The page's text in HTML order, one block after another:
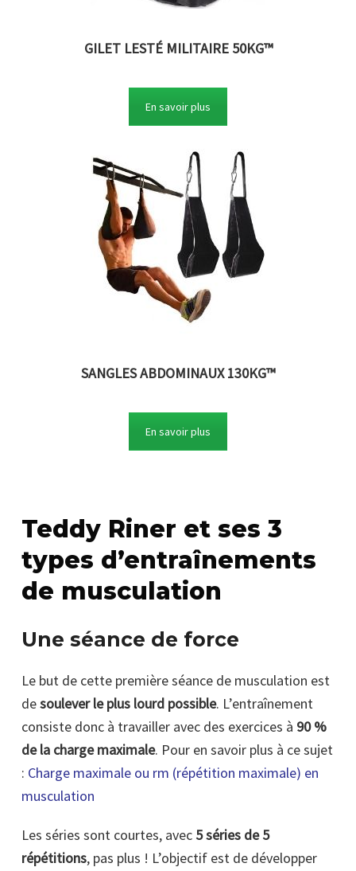
GILET LESTÉ MILITAIRE 50KG™
En savoir plus
SANGLES ABDOMINAUX 130KG™
En savoir plus
Teddy Riner et ses 3
types d’entraînements
de musculation
Une séance de force
Le but de cette première séance de musculation est
desoulever le plus lourd possible. L’entraînement
consiste donc à travailler avec des exercices à 90 %
de la charge maximale. Pour en savoir plus à ce sujet
: Charge maximale ou rm (répétition maximale) en
musculation
Les séries sont courtes, avec 5 séries de 5
répétitions, pas plus ! L’objectif est de développer